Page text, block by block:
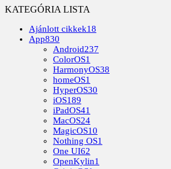
KATEGÓRIA LISTA
Ajánlott cikkek18
App830
Android237
ColorOS1
HarmonyOS38
homeOS1
HyperOS30
iOS189
iPadOS41
MacOS24
MagicOS10
Nothing OS1
One UI62
OpenKylin1